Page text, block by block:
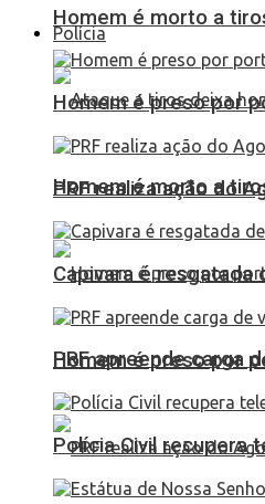
Polícia
Homem é morto a
Homem é preso por
Homem é morto a
Homem é preso por
PRF realiza ação do
Capivara é resgatada
PRF apreende carga
Polícia Civil recupera